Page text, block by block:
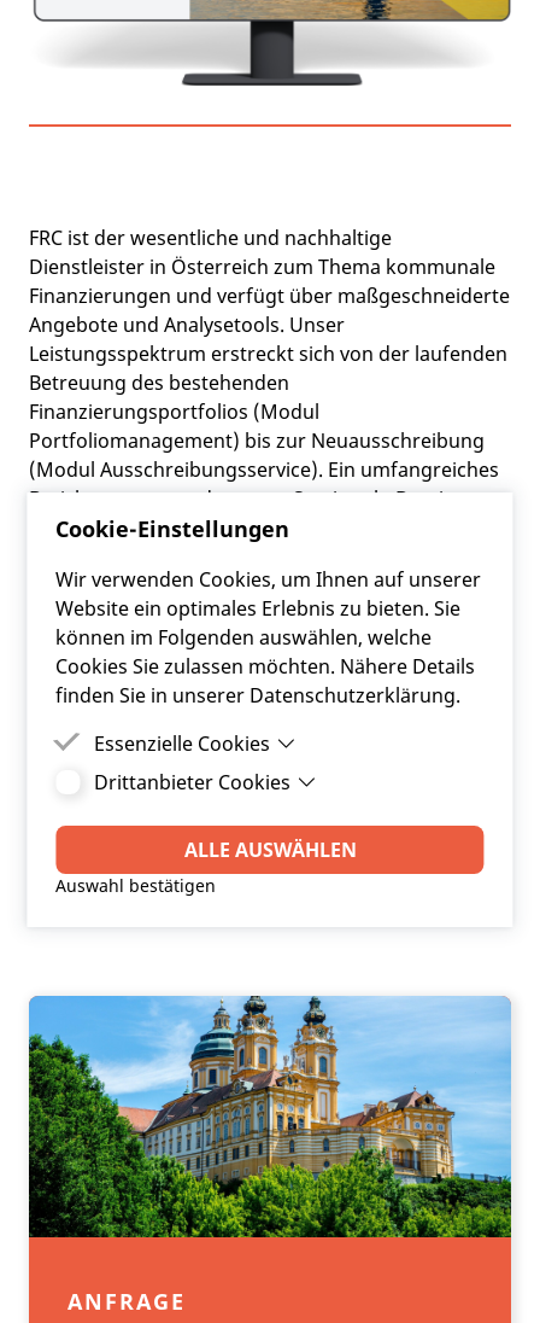
Cookie-Einstellungen
Wir verwenden Cookies, um Ihnen auf unserer
Website ein optimales Erlebnis zu bieten. Sie
können im Folgenden auswählen, welche
Cookies Sie zulassen möchten. Nähere Details
finden Sie in unserer Datenschutzerklärung.
Essenzielle Cookies
Essenzielle Cookies sind Cookies, welche für die
benötigt werden.
Drittanbieter Cookies
Drittanbieter Cookies sind Cookies, die
Drittanbieter-Software setzt, um Funktionen wie
Google Maps zu ermöglichen.
ALLE AUSWÄHLEN
Auswahl bestätigen
FRC ist der wesentliche und nachhaltige
Dienstleister in Österreich zum Thema kommunale
Finanzierungen und verfügt über maßgeschneiderte
Angebote und Analysetools. Unser
Leistungsspektrum erstreckt sich von der laufenden
Betreuung des bestehenden
Finanzierungsportfolios (Modul
Portfoliomanagement) bis zur Neuausschreibung
(Modul Ausschreibungsservice). Ein umfangreiches
Berichtswesen rundet unser Service ab. Damit
erfüllen unsere Kunden stets Ihre externen
gesetzlicher Regelungen.
Eine maßgeschneiderte Unterstützung („Financial
Engineering“) kann die Effizienz bei den
Gemeindefinanzen deutlich erhöhen. Umgelegt auf
alle Gemeinden in Österreich sprechen wir hier von
Einsparungen in der Höhe von einigen hundert
Millionen Euro. Durch die Zusammenfassung
größerer Volumina bzw. durch unsere hohe
Marktdurchdringung entsteht der FRC Pooling-
Effekt.
ANFRAGE